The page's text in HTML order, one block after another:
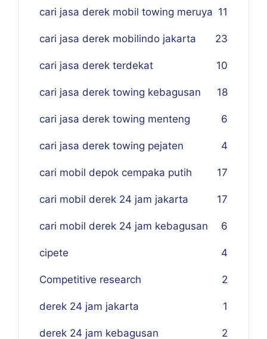
cari jasa derek mobil towing meruya 11
cari jasa derek mobilindo jakarta 23
cari jasa derek terdekat 10
cari jasa derek towing kebagusan 18
cari jasa derek towing menteng 6
cari jasa derek towing pejaten 4
cari mobil depok cempaka putih 17
cari mobil derek 24 jam jakarta 17
cari mobil derek 24 jam kebagusan 6
cipete 4
Competitive research 2
derek 24 jam jakarta 1
derek 24 jam kebagusan 2